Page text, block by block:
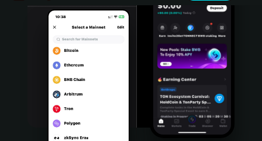
Italiano
Português (Portugal)
Bahasa Indonesia